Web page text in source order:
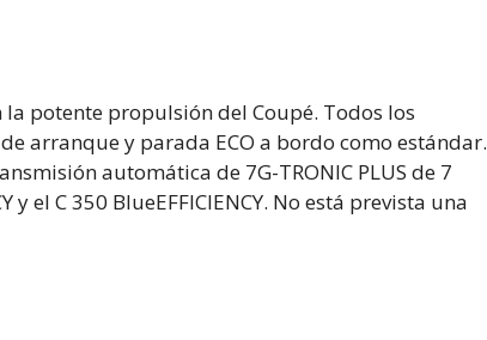
potente propulsión del Coupé. Todos los
arranque y parada ECO a bordo como estándar.
automática de 7G-TRONIC PLUS de 7
el C 350 BlueEFFICIENCY. No está prevista una